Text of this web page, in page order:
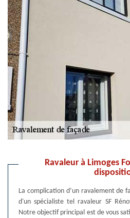
Ravaleur à Limoges
La complication d’un ravalement de
d'un spécialiste tel ravaleur SF
Notre objectif principal est de vous